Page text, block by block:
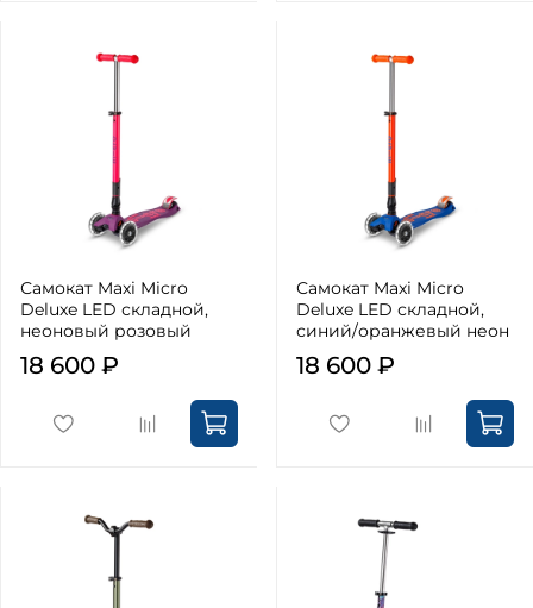
Самокат Maxi Micro
Deluxe LED складной,
неоновый розовый
18 600 ₽
Самокат Maxi Micro
Deluxe LED складной,
синий/оранжевый неон
18 600 ₽